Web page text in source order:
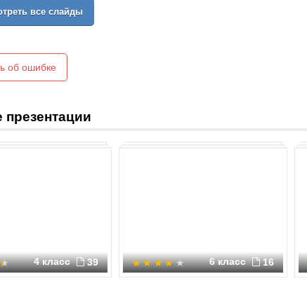
все слайды
об ошибке
4 класс 39 6 класс 16